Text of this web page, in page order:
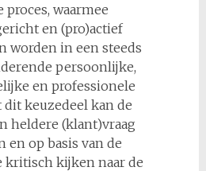
proces, waarmee
en (pro)actief
worden in een steeds
persoonlijke,
en professionele
keuzedeel kan de
heldere (klant)vraag
en op basis van de
kijken naar de